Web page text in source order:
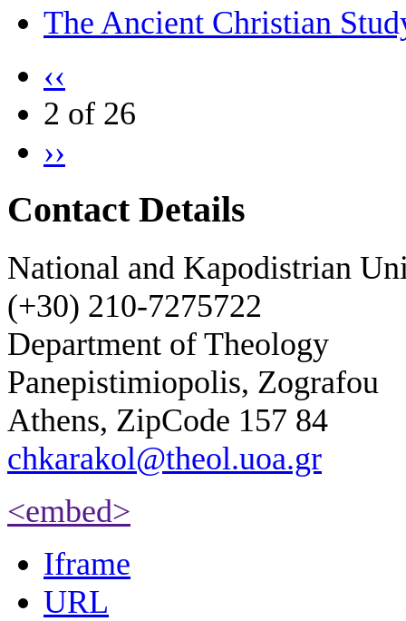
The Ancient Christian
‹‹
2 of 26
››
Contact Details
National and Kapodistrian
(+30) 210-7275722
Department of Theology
Panepistimiopolis, Zografou
Athens, ZipCode 157 84
chkarakol@theol.uoa.gr
<embed>
Iframe
URL